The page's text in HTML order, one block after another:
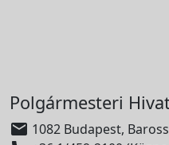
Polgármesteri
 1082 Budapest,